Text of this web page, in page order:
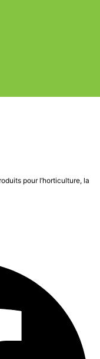
pour l’horticulture, la